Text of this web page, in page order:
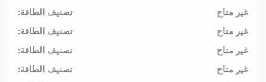
تصنيف الطاقة:
غير متاح
تصنيف الطاقة:
غير متاح
تصنيف الطاقة:
غير متاح
تصنيف الطاقة:
غير متاح